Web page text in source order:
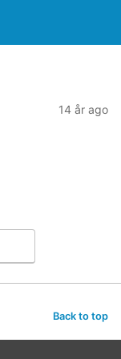
14 år ago
Back to top